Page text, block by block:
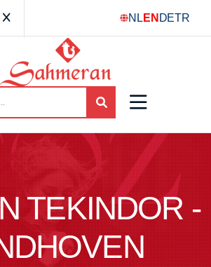
NL EN DETR
TEKINDOR -